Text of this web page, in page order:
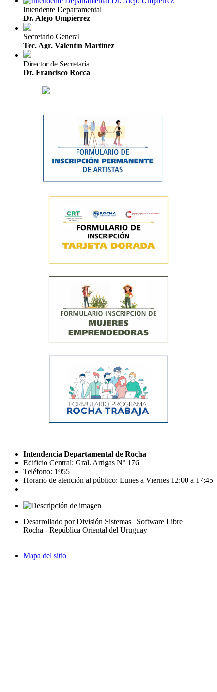
Intendente Departamental
Dr. Alejo Umpiérrez
Secretario General
Tec. Agr. Valentín Martínez
Director de Secretaría
Dr. Francisco Rocca
Intendencia Departamental de Rocha
Edificio Central: Gral. Artigas N° 176
Teléfono: 1955
Horario de atención al público: Lunes a Viernes 12:00 a 17:45
Desarrollado por División Sistemas | Software Libre
Rocha - República Oriental del Uruguay
Mapa del sitio